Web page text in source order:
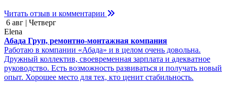
Читать отзыв и комментарии
6 авг | Четверг
Elena
Абада Груп, ремонтно-монтажная компания
Работаю в компании «Абада» и в целом очень довольна.
Дружный коллектив, своевременная зарплата и адекватное
руководство. Есть возможность развиваться и получать новый
опыт. Хорошее место для тех, кто ценит стабильность.